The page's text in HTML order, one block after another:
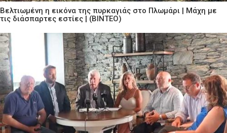
Βελτιωμένη η εικόνα της πυρκαγιάς στο Πλωμάρι | Μάχη με
τις διάσπαρτες εστίες | (ΒΙΝΤΕΟ)